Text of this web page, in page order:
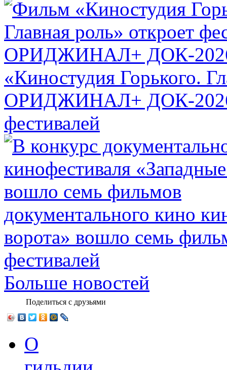
«Киностудия Горького.
ОРИДЖИНАЛ+ ДОК-
фестивалей
документального кино
ворота» вошло семь
фестивалей
Больше новостей
Поделиться с друзьями
О